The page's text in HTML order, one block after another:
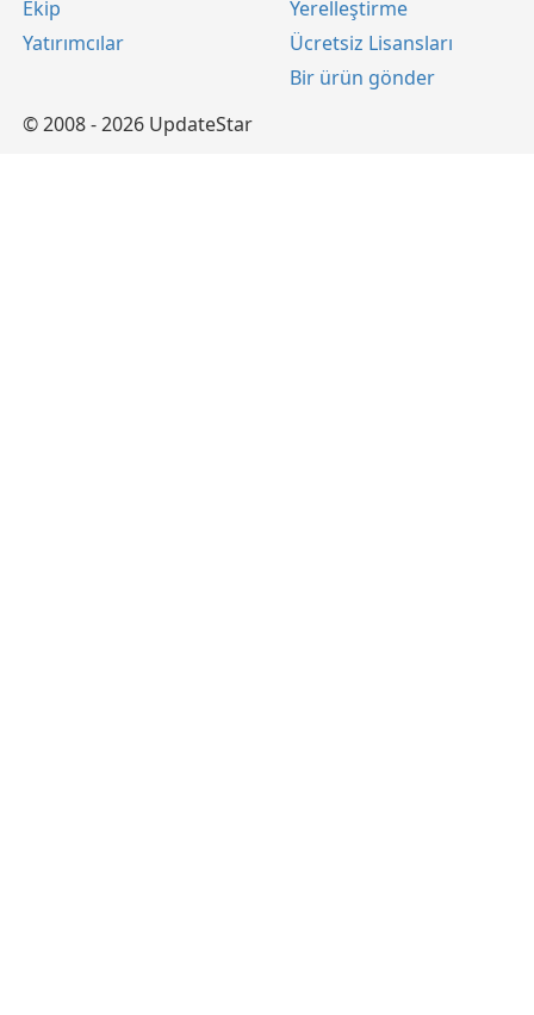
Ekip
Yatırımcılar
Yerelleştirme
Ücretsiz Lisansları
Bir ürün gönder
© 2008 - 2026 UpdateStar